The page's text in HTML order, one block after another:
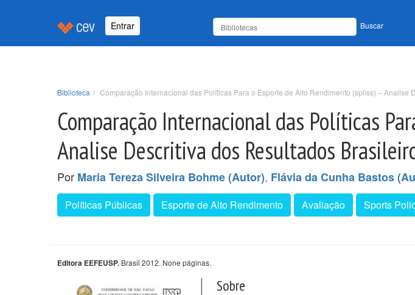
Entrar Buscar
Biblioteca Comparação Internacional das Políticas Para o Esporte de Alto Rendimento (spliss) – Analise
Comparação Internacional das Políticas
Analise Descritiva dos Resultados
Por Maria Tereza Silveira Bohme (Autor), Flávia da Cunha Bastos
Políticas Públicas Esporte de Alto Rendimento Avaliação Sports
Editora EEFEUSP. Brasil 2012. None páginas.
Sobre